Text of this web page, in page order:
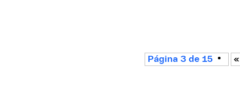
Página 3 de 15 «